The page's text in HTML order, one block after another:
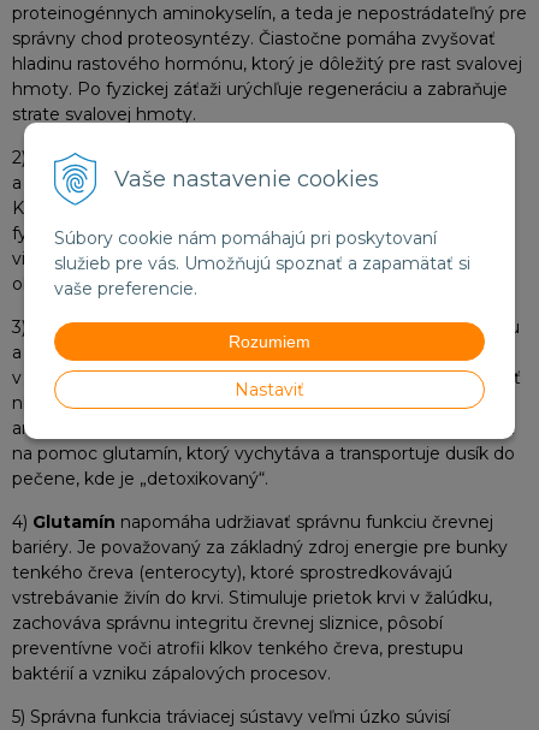
Vaše nastavenie cookies
Súbory cookie nám pomáhajú pri poskytovaní
služieb pre vás. Umožňujú spoznať a zapamätať si
vaše preferencie.
Rozumiem
Nastaviť
proteinogénnych aminokyselín, a teda je nepostrádateľný pre
správny chod proteosyntézy. Čiastočne pomáha zvyšovať
hladinu rastového hormónu, ktorý je dôležitý pre rast svalovej
hmoty. Po fyzickej záťaži urýchľuje regeneráciu a zabraňuje
strate svalovej hmoty.
2)
Glutamín
a zvyšuje jeho zásoby nielen v pečeni, ale aj vo svaloch.
K stratám glykogénu dochádza predovšetkým po ťažkej
fyzickej záťaži, resp. po športovej aktivite a na základe
viacerých štúdií suplementácia glutamínommôže viesť k
obnove glykogénových zásob vo svaloch.
3) Pomáha detoxikovať organizmus od škodlivého amoniaku
a tým udržiava optimálnu dusíkovú bilanciu. Predovšetkým
v centrálnej nervovej sústave a v mozgu je dôležité udržiavať
nízku hladinu dusíka. Pri metabolických premenách
aminokyselín vzniká značné množstvo dusíka a tu prichádza
na pomoc glutamín, ktorý vychytáva a transportuje dusík do
pečene, kde je „detoxikovaný“.
4) Glutamín napomáha udržiavať správnu funkciu črevnej
bariéry. Je považovaný za základný zdroj energie pre bunky
tenkého čreva (enterocyty), ktoré sprostredkovávajú
vstrebávanie živín do krvi. Stimuluje prietok krvi v žalúdku,
zachováva správnu integritu črevnej sliznice, pôsobí
preventívne voči atrofii klkov tenkého čreva, prestupu
baktérií a vzniku zápalových procesov.
5) Správna funkcia tráviacej sústavy veľmi úzko súvisí